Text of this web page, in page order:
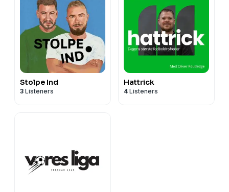
Stolpe Ind
3 Listeners
Hattrick
4 Listeners